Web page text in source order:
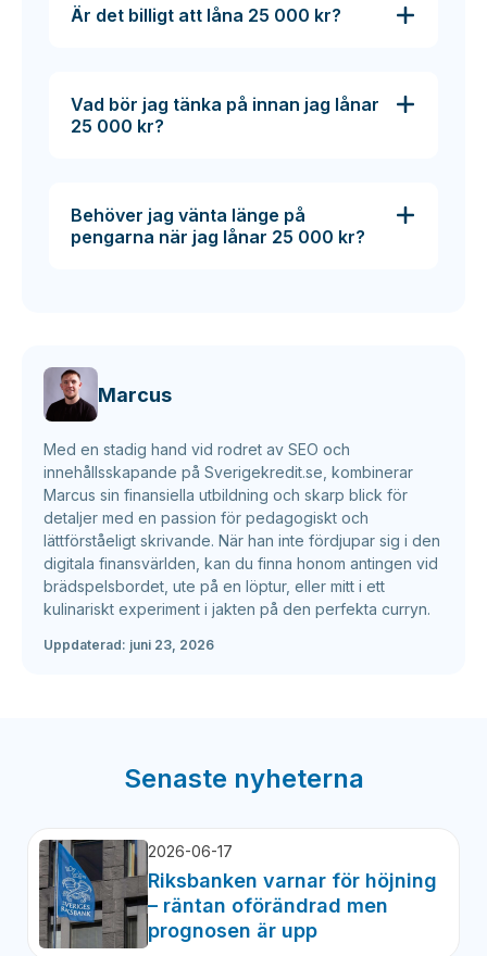
Är det billigt att låna 25 000 kr?
Vad bör jag tänka på innan jag lånar
25 000 kr?
Behöver jag vänta länge på
pengarna när jag lånar 25 000 kr?
Marcus
Med en stadig hand vid rodret av SEO och
innehållsskapande på Sverigekredit.se, kombinerar
Marcus sin finansiella utbildning och skarp blick för
detaljer med en passion för pedagogiskt och
lättförståeligt skrivande. När han inte fördjupar sig i den
digitala finansvärlden, kan du finna honom antingen vid
brädspelsbordet, ute på en löptur, eller mitt i ett
kulinariskt experiment i jakten på den perfekta curryn.
Uppdaterad: juni 23, 2026
Senaste nyheterna
2026-06-17
Riksbanken varnar för höjning
– räntan oförändrad men
prognosen är upp